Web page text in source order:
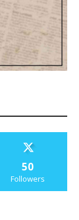
50
Followers